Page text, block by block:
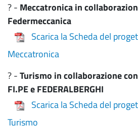
? - Meccatronica in
Federmeccanica
Scarica la Scheda del
Meccatronica
? -Turismo in collaborazione
FI.PE e FEDERALBERGHI
Scarica la Scheda del
Turismo